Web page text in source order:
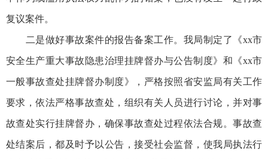
复议案件。
二是做好事故案件的报告备案工作。我局制定了《xx市
安全生产重大事故隐患治理挂牌督办与公告制度》和《xx市
一般事故查处挂牌督办制度》，严格按照省安监局有关工作
要求，依法严格事故查处，组织有关人员进行讨论，并对事
故查处实行挂牌督办，确保事故查处过程依法合规。事故查
处结案后，都及时予以公告，接受社会监督，使我局执法行